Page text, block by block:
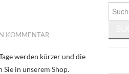
KOMMENTAR
werden kürzer und die
Sie in unserem Shop.
Suche
nach: